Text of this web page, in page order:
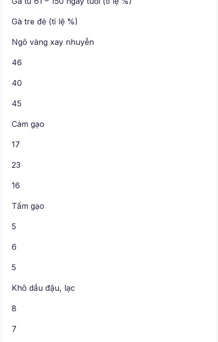
Gà tre đẻ (tỉ lệ %)
Ngô vàng xay nhuyễn
46
40
45
Cám gạo
17
23
16
Tấm gạo
5
6
5
Khô dầu đậu, lạc
8
7